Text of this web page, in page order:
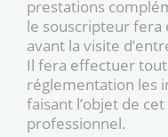
prestations
le souscripteur
avant la visite
Il fera effectuer
réglementation les
faisant l’objet de
professionnel.